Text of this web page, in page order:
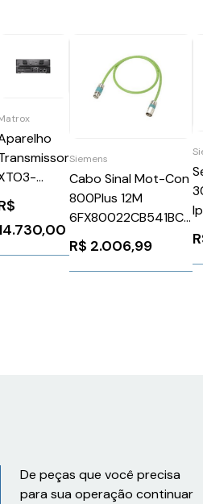
N3208TX
Siemens
Cabo Sinal Mot-Con
800Plus 12M
6FX80022CB541BC0
Siemens 87746
R$ 2.006,99
De peças que você precisa
para sua operação continuar